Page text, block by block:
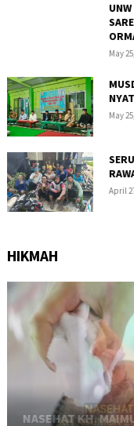
May
May
April
HIKMAH